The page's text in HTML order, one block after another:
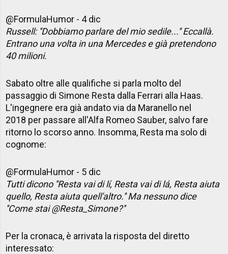
@FormulaHumor - 4 dic
Russell: ''Dobbiamo parlare del mio sedile...'' Eccallà.
Entrano una volta in una Mercedes e già pretendono
40 milioni.
Sabato oltre alle qualifiche si parla molto del
passaggio di Simone Resta dalla Ferrari alla Haas.
L'ingegnere era già andato via da Maranello nel
2018 per passare all'Alfa Romeo Sauber, salvo fare
ritorno lo scorso anno. Insomma, Resta ma solo di
cognome:
@FormulaHumor - 5 dic
Tutti dicono ''Resta vai di lí, Resta vai di lá, Resta aiuta
quello, Resta aiuta quell'altro.'' Ma nessuno dice
''Come stai @Resta_Simone?''
Per la cronaca, è arrivata la risposta del diretto
interessato: